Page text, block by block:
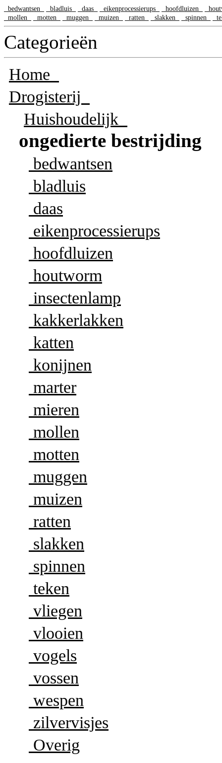
bedwantsen bladluis daas eikenprocessierups hoofdluizen
mollen
motten muggen muizen ratten slakken spinnen
Categorieën
Home
Drogisterij
Huishoudelijk
ongedierte bestrijding
bedwantsen
bladluis
daas
eikenprocessierups
hoofdluizen
houtworm
insectenlamp
kakkerlakken
katten
konijnen
marter
mieren
mollen
motten
muggen
muizen
ratten
slakken
spinnen
teken
vliegen
vlooien
vogels
vossen
wespen
zilvervisjes
Overig